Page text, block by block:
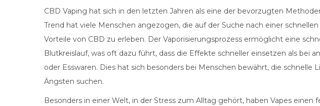
CBD Vaping hat sich in den letzten Jahren als eine der bevorzugten
Trend hat viele Menschen angezogen, die auf der Suche nach einer
Vorteile von CBD zu erleben. Der Vaporisierungsprozess ermöglicht eine
Blutkreislauf, was oft dazu führt, dass die Effekte schneller einsetzen als bei
oder Esswaren. Dies hat sich besonders bei Menschen bewährt, die schnelle
Ängsten suchen.
Besonders in einer Welt, in der Stress zum Alltag gehört, haben Vapes